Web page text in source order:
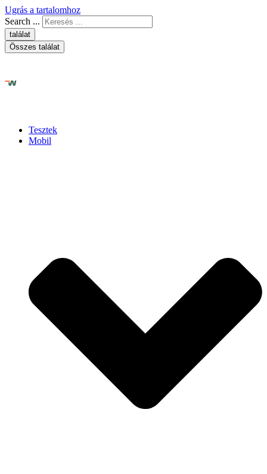
Ugrás a tartalomhoz
Search ...
találat
Összes találat
Tesztek
Mobil